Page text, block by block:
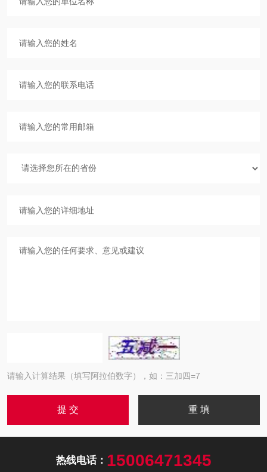
请输入计算结果（填写阿拉伯数字），如：三加四=7
热线电话： 15006471345